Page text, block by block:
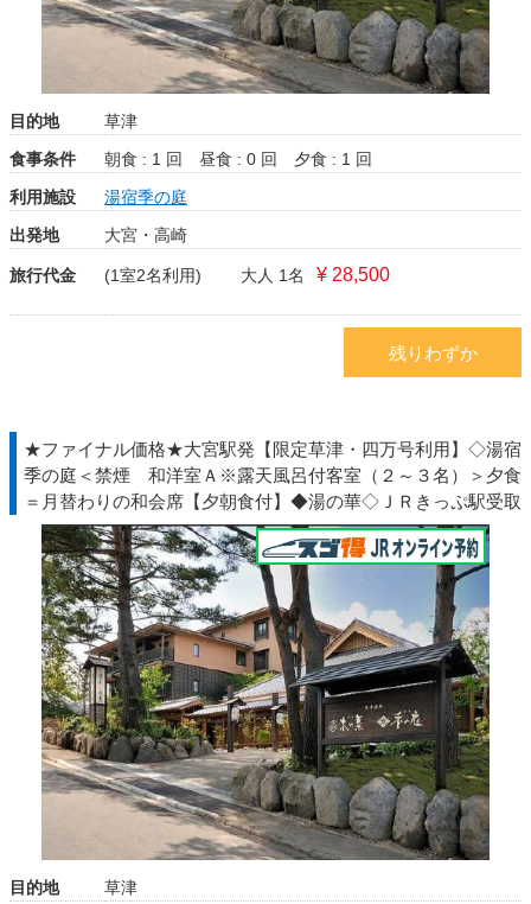
目的地
草津
食事条件
朝食 : 1 回 昼食 : 0 回
夕食 : 1 回
利用施設
湯宿季の庭
出発地
大宮・高崎
旅行代金 (1室2名利用) 大人 1名 ¥ 28,500
残りわずか
★ファイナル価格★大宮駅発【限定草津・四万号利用】◇湯宿
季の庭＜禁煙 和洋室Ａ※露天風呂付客室（２～３名）＞夕食
＝月替わりの和会席【夕朝食付】◆湯の華◇ＪＲきっぷ駅受取
目的地
草津